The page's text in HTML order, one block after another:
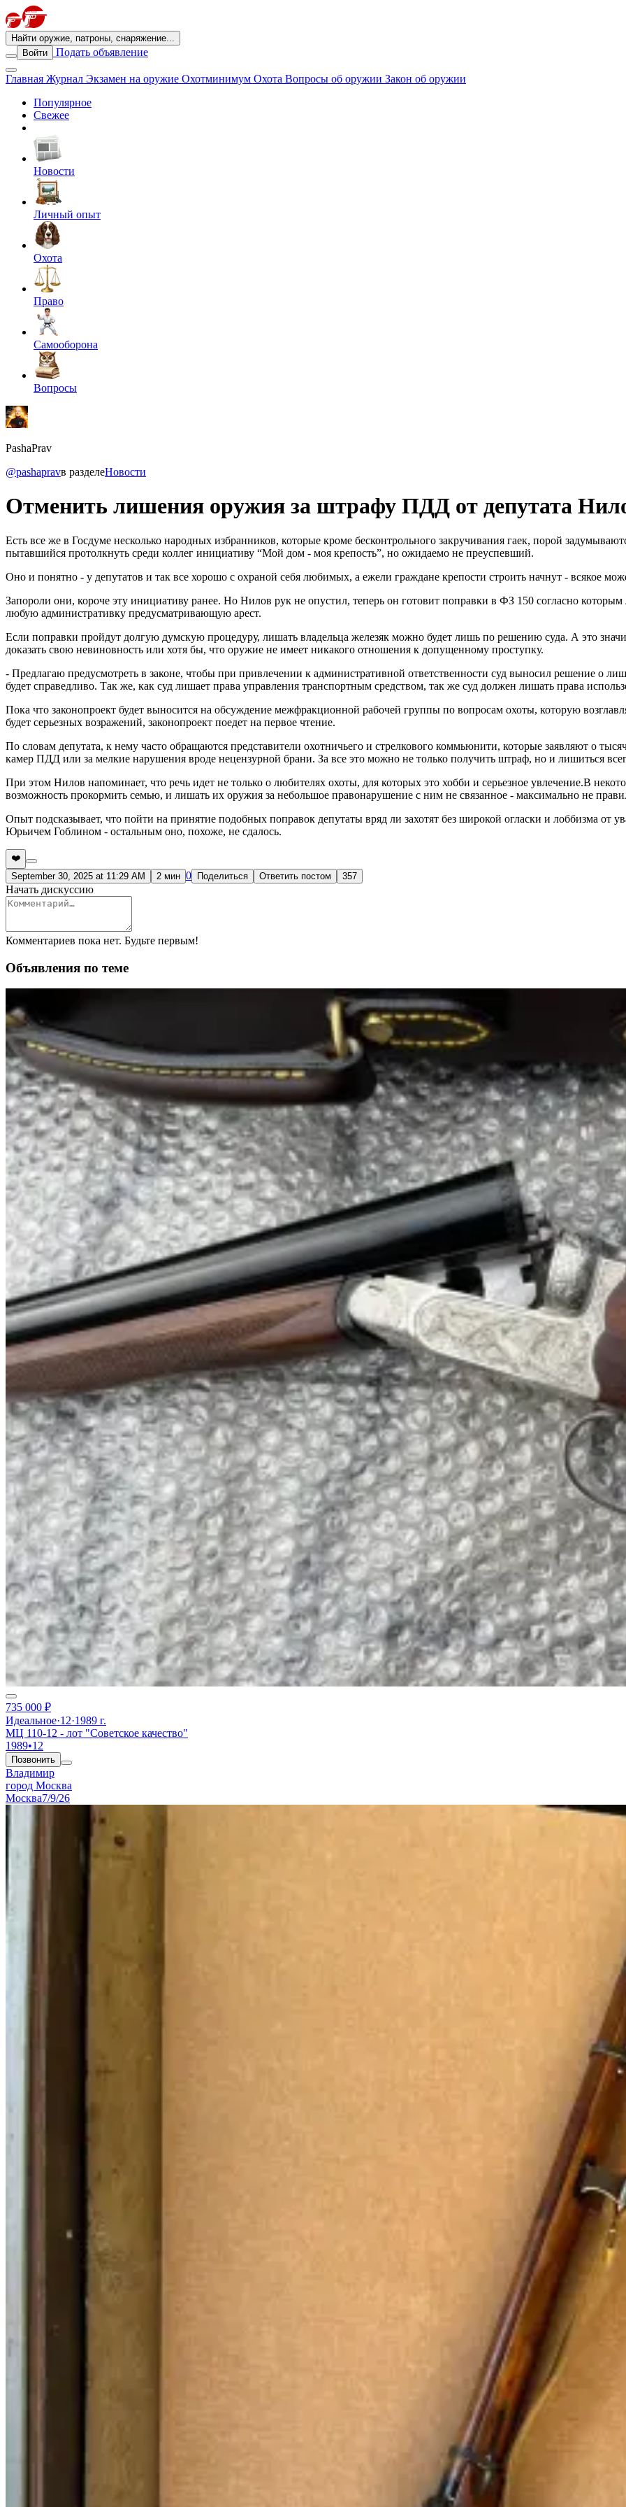
Найти оружие, патроны, снаряжение...
Войти
Подать объявление
Главная Журнал Экзамен на оружие Охотминимум Охота Вопросы об оружии Закон об оружии
Популярное
Свежее
Новости
Личный опыт
Охота
Право
Самооборона
Вопросы
PashaPrav
@pashapravв разделеНовости
Отменить лишения оружия за штрафу ПДД от депутата
Есть все же в Госдуме несколько народных избранников, которые кроме бесконтрольного закручивания гаек, порой
пытавшийся протолкнуть среди коллег инициативу “Мой дом - моя крепость”, но ожидаемо не преуспевший.
Оно и понятно - у депутатов и так все хорошо с охраной себя любимых, а ежели граждане крепости строить начнут - всякое
Запороли они, короче эту инициативу ранее. Но Нилов рук не опустил, теперь он готовит поправки в ФЗ 150 согласно
любую административку предусматривающую арест.
Если поправки пройдут долгую думскую процедуру, лишать владельца железяк можно будет лишь по решению суда. А это
доказать свою невиновность или хотя бы, что оружие не имеет никакого отношения к допущенному проступку.
- Предлагаю предусмотреть в законе, чтобы при привлечении к административной ответственности суд выносил решение о
будет справедливо. Так же, как суд лишает права управления транспортным средством, так же суд должен лишать права
Пока что законопроект будет выносится на обсуждение межфракционной рабочей группы по вопросам охоты, которую
будет серьезных возражений, законопроект поедет на первое чтение.
По словам депутата, к нему часто обращаются представители охотничьего и стрелкового коммьюнити, которые заявляют о
камер ПДД или за мелкие нарушения вроде нецензурной брани. За все это можно не только получить штраф, но и лишиться
При этом Нилов напоминает, что речь идет не только о любителях охоты, для которых это хобби и серьезное увлечение.В
возможность прокормить семью, и лишать их оружия за небольшое правонарушение с ним не связанное - максимально не
Опыт подсказывает, что пойти на принятие подобных поправок депутаты вряд ли захотят без широкой огласки и лоббизма
Юрьичем Гоблином - остальным оно, похоже, не сдалось.
❤️
September 30, 2025 at 11:29 AM
2 мин 0 Поделиться Ответить постом 357
Начать дискуссию
Комментариев пока нет. Будьте первым!
Объявления по теме
735 000 ₽
Идеальное·12·1989 г.
МЦ 110-12 - лот "Советское качество"
1989•12
Позвонить
Владимир
город Москва
Москва7/9/26